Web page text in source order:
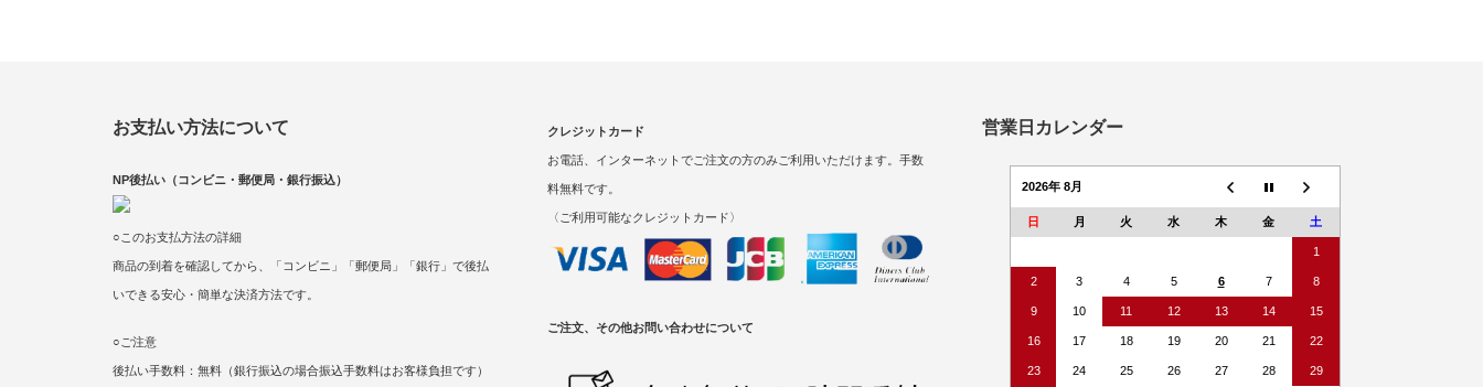
お支払い方法について
NP後払い（コンビニ・郵便局・銀行振込）
○このお支払方法の詳細
商品の到着を確認してから、「コンビニ」「郵便局」「銀行」で後払
いできる安心・簡単な決済方法です。
○ご注意
後払い手数料：無料（銀行振込の場合振込手数料はお客様負担です）
クレジットカード
お電話、インターネットでご注文の方のみご利用いただけます。手数
料無料です。
〈ご利用可能なクレジットカード〉
ご注文、その他お問い合わせについて
営業日カレンダー
2026年 8月
日 月 火 水 木 金 土
1
2 3 4 5 6 7 8
9 10 11 12 13 14 15
16 17 18 19 20 21 22
23 24 25 26 27 28 29